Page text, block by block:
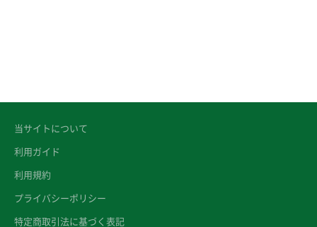
当サイトについて
利用ガイド
利用規約
プライバシーポリシー
特定商取引法に基づく表記